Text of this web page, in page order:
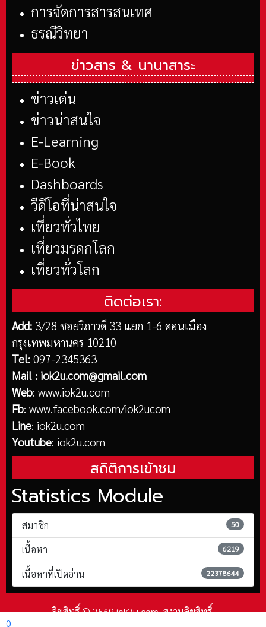
0
การจัดการสารสนเทศ
ธรณีวิทยา
ข่าวสาร & นานาสาระ
ข่าวเด่น
ข่าวน่าสนใจ
E-Learning
E-Book
Dashboards
วีดีโอที่น่าสนใจ
เที่ยวทั่วไทย
เที่ยวมรดกโลก
เที่ยวทั่วโลก
ติดต่อเรา:
Add: 3/28 ซอยวิภาวดี 33 แยก 1-6 ดอนเมือง
กรุงเทพมหานคร 10210
Tel: 097-2345363
Mail : iok2u.com@gmail.com
Web: www.iok2u.com
Fb: www.facebook.com/iok2ucom
Line: iok2u.com
Youtube: iok2u.com
สถิติการเข้าชม
Statistics Module
สมาชิก 50
เนื้อหา 6219
เนื้อหาที่เปิดอ่าน 22378644
ลิขสิทธิ์ © 2569 iok2u.com. สงวนลิขสิทธิ์.